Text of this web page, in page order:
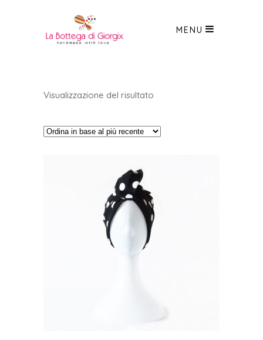
MENU
Visualizzazione del risultato